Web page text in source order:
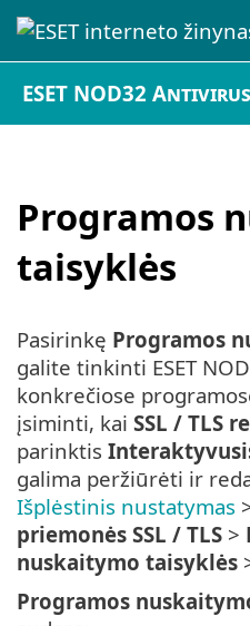
ESET NOD32
Programos
taisyklės
Pasirinkę Programos
galite tinkinti ESET
konkrečiose
įsiminti, kai SSL / TLS
parinktis
galima peržiūrėti ir
Išplėstinis nustatymas
priemonės SSL / TLS >
nuskaitymo taisyklės
Programos